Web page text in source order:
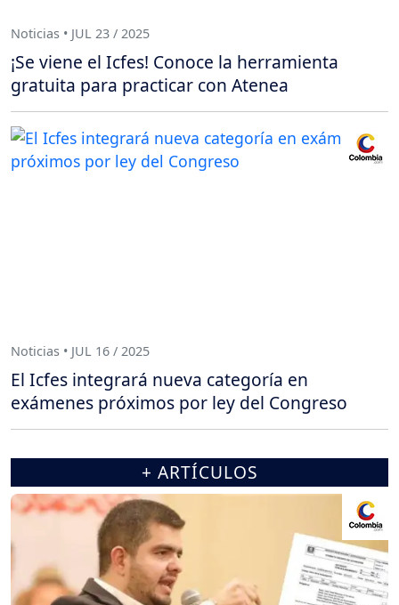
Noticias • JUL 23 / 2025
¡Se viene el Icfes! Conoce la herramienta
gratuita para practicar con Atenea
Noticias • JUL 16 / 2025
El Icfes integrará nueva categoría en
exámenes próximos por ley del Congreso
+ ARTÍCULOS